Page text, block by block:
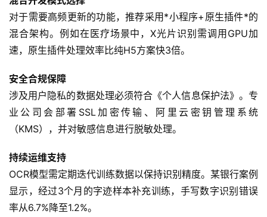
首
页
于
案
例
服
务
H
对于需要高频更新的功能，推荐采用*小程序+原生插件*的
混合架构。例如在医疗场景中，X光片识别需调用GPU加
速，原生插件处理效率比纯H5方案快3倍。
安全合规保障
涉及用户隐私的数据处理必须符合《个人信息保护法》。专
业公司会部署SSL加密传输、阿里云密钥管理系统
（KMS），并对敏感信息进行脱敏处理。
持续运维支持
OCR模型需定期迭代训练数据以保持识别精度。某银行案例
显示，经过3个月的字迹样本补充训练，手写数字识别错误
率从6.7%降至1.2%。